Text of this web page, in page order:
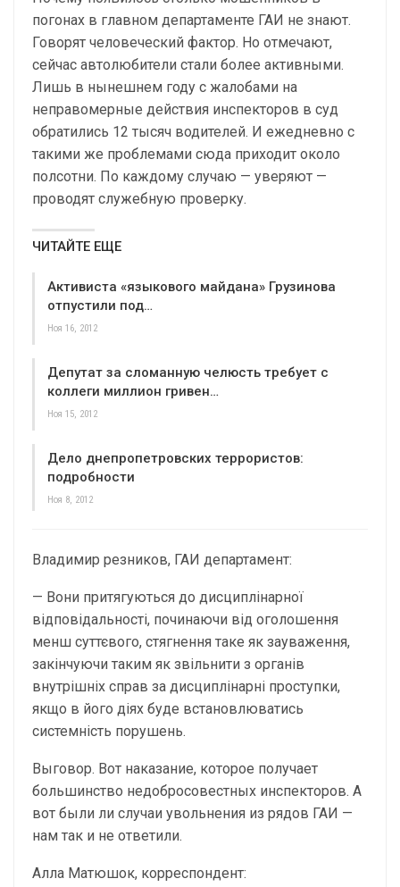
погонах в главном департаменте ГАИ не знают.
Говорят человеческий фактор. Но отмечают,
сейчас автолюбители стали более активными.
Лишь в нынешнем году с жалобами на
неправомерные действия инспекторов в суд
обратились 12 тысяч водителей. И ежедневно с
такими же проблемами сюда приходит около
полсотни. По каждому случаю — уверяют —
проводят служебную проверку.
ЧИТАЙТЕ ЕЩЕ
Активиста «языкового майдана» Грузинова
отпустили под…
Ноя 16, 2012
Депутат за сломанную челюсть требует с
коллеги миллион гривен…
Ноя 15, 2012
Дело днепропетровских террористов:
подробности
Ноя 8, 2012
Владимир резников, ГАИ департамент:
— Вони притягуються до дисциплінарної
відповідальності, починаючи від оголошення
менш суттєвого, стягнення таке як зауваження,
закінчуючи таким як звільнити з органів
внутрішніх справ за дисциплінарні проступки,
якщо в його діях буде встановлюватись
системність порушень.
Выговор. Вот наказание, которое получает
большинство недобросовестных инспекторов. А
вот были ли случаи увольнения из рядов ГАИ —
нам так и не ответили.
Алла Матюшок, корреспондент: